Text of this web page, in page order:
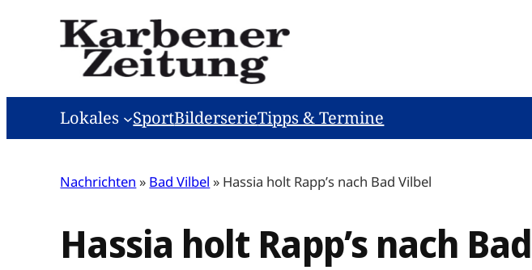
Lokales SportBilderserieTipps & Termine
Nachrichten » Bad Vilbel » Hassia holt Rapp’s nach Bad Vilbel
Hassia holt Rapp’s nach